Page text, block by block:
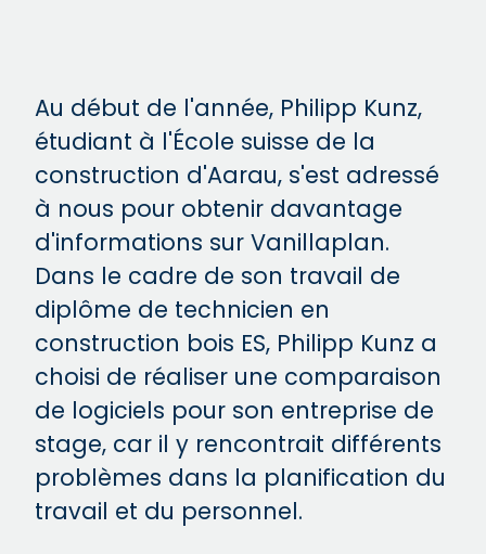
Au début de l'année, Philipp Kunz,
étudiant à l'École suisse de la
construction d'Aarau, s'est adressé
à nous pour obtenir davantage
d'informations sur Vanillaplan.
Dans le cadre de son travail de
diplôme de technicien en
construction bois ES, Philipp Kunz a
choisi de réaliser une comparaison
de logiciels pour son entreprise de
stage, car il y rencontrait différents
problèmes dans la planification du
travail et du personnel.